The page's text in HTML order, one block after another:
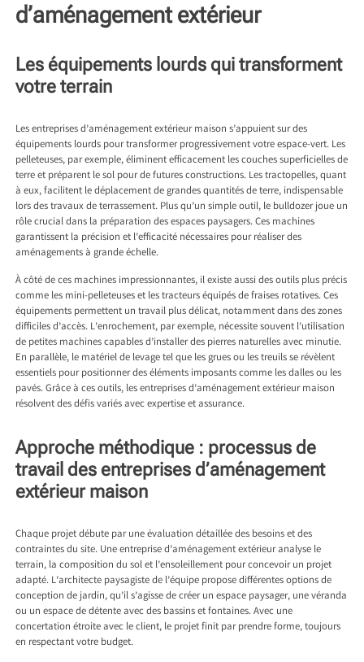
d’aménagement extérieur
Les équipements lourds qui transforment
votre terrain
Les entreprises d’aménagement extérieur maison s’appuient sur des
équipements lourds pour transformer progressivement votre espace-vert. Les
pelleteuses, par exemple, éliminent efficacement les couches superficielles de
terre et préparent le sol pour de futures constructions. Les tractopelles, quant
à eux, facilitent le déplacement de grandes quantités de terre, indispensable
lors des travaux de terrassement. Plus qu’un simple outil, le bulldozer joue un
rôle crucial dans la préparation des espaces paysagers. Ces machines
garantissent la précision et l’efficacité nécessaires pour réaliser des
aménagements à grande échelle.
À côté de ces machines impressionnantes, il existe aussi des outils plus précis
comme les mini-pelleteuses et les tracteurs équipés de fraises rotatives. Ces
équipements permettent un travail plus délicat, notamment dans des zones
difficiles d’accès. L’enrochement, par exemple, nécessite souvent l’utilisation
de petites machines capables d’installer des pierres naturelles avec minutie.
En parallèle, le matériel de levage tel que les grues ou les treuils se révèlent
essentiels pour positionner des éléments imposants comme les dalles ou les
pavés. Grâce à ces outils, les entreprises d’aménagement extérieur maison
résolvent des défis variés avec expertise et assurance.
Approche méthodique : processus de
travail des entreprises d’aménagement
extérieur maison
Chaque projet débute par une évaluation détaillée des besoins et des
contraintes du site. Une entreprise d’aménagement extérieur analyse le
terrain, la composition du sol et l’ensoleillement pour concevoir un projet
adapté. L’architecte paysagiste de l’équipe propose différentes options de
conception de jardin, qu’il s’agisse de créer un espace paysager, une véranda
ou un espace de détente avec des bassins et fontaines. Avec une
concertation étroite avec le client, le projet finit par prendre forme, toujours
en respectant votre budget.